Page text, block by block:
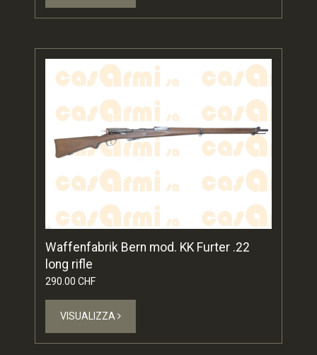
Waffenfabrik Bern mod. KK Furter .22
long rifle
290.00 CHF
VISUALIZZA